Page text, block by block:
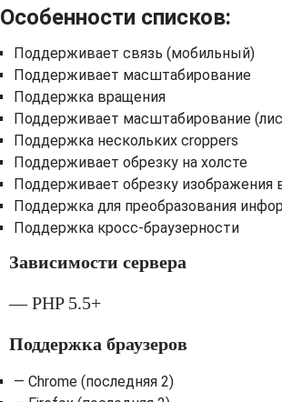
Особенности списков:
Поддерживает связь (мобильный)
Поддерживает масштабирование
Поддержка вращения
Поддерживает масштабирование
Поддержка нескольких croppers
Поддерживает обрезку на холсте
Поддерживает обрезку изображения
Поддержка для преобразования
Поддержка кросс-браузерности
Зависимости сервера
— PHP 5.5+
Поддержка браузеров
— Chrome (последняя 2)